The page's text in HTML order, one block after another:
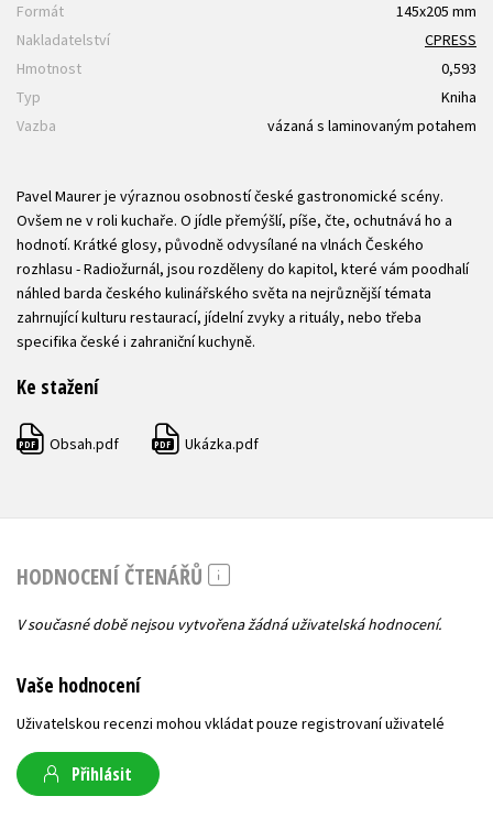
Formát
145x205 mm
Nakladatelství
CPRESS
Hmotnost
0,593
Typ
Kniha
Vazba
vázaná s laminovaným potahem
Pavel Maurer je výraznou osobností české gastronomické scény.
Ovšem ne v roli kuchaře. O jídle přemýšlí, píše, čte, ochutnává ho a
hodnotí. Krátké glosy, původně odvysílané na vlnách Českého
rozhlasu - Radiožurnál, jsou rozděleny do kapitol, které vám poodhalí
náhled barda českého kulinářského světa na nejrůznější témata
zahrnující kulturu restaurací, jídelní zvyky a rituály, nebo třeba
specifika české i zahraniční kuchyně.
Ke stažení
PDF Obsah.pdf PDF Ukázka.pdf
HODNOCENÍ ČTENÁŘŮ
V současné době nejsou vytvořena žádná uživatelská hodnocení.
Vaše hodnocení
Uživatelskou recenzi mohou vkládat pouze registrovaní uživatelé
Přihlásit